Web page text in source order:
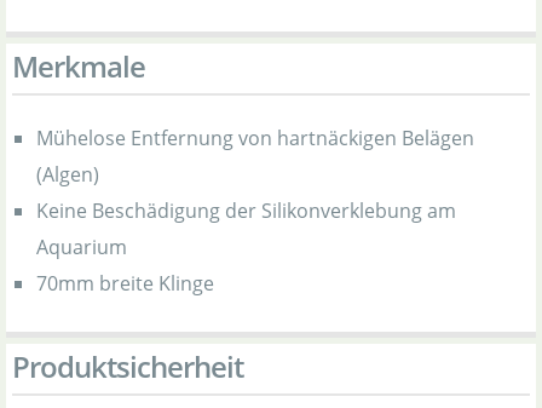
Merkmale
Mühelose Entfernung von hartnäckigen Belägen
(Algen)
Keine Beschädigung der Silikonverklebung am
Aquarium
70mm breite Klinge
Produktsicherheit